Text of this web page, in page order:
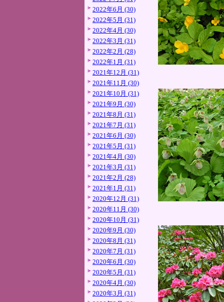
2022年6月 (30)
2022年5月 (31)
2022年4月 (30)
2022年3月 (31)
2022年2月 (28)
2022年1月 (31)
2021年12月 (31)
2021年11月 (30)
2021年10月 (31)
2021年9月 (30)
2021年8月 (31)
2021年7月 (31)
2021年6月 (30)
2021年5月 (31)
2021年4月 (30)
2021年3月 (31)
2021年2月 (28)
2021年1月 (31)
2020年12月 (31)
2020年11月 (30)
2020年10月 (31)
2020年9月 (30)
2020年8月 (31)
2020年7月 (31)
2020年6月 (30)
2020年5月 (31)
2020年4月 (30)
2020年3月 (31)